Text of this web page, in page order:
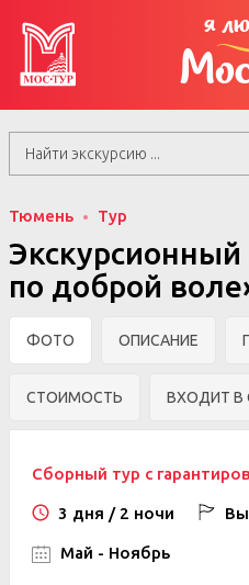
я
Тюмень Тур
по доброй
ФОТО ОПИСАНИЕ
СТОИМОСТЬ ВХОДИТ В
Сборный тур с
3 дня / 2 ночи
Май - Ноябрь